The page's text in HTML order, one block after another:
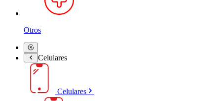
Otros
Celulares
Celulares